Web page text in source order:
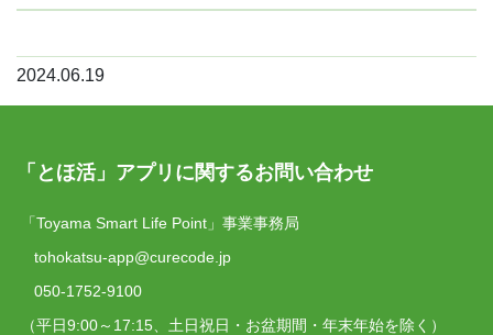
2024.06.19
「とほ活」アプリに関するお問い合わせ
「Toyama Smart Life Point」事業事務局
tohokatsu-app@curecode.jp
050-1752-9100
（平日9:00～17:15、土日祝日・お盆期間・年末年始を除く）